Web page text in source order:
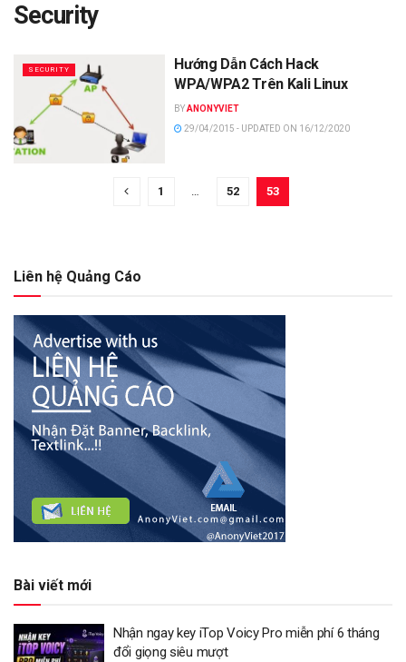
Security
SECURITY
Hướng Dẫn Cách Hack
WPA/WPA2 Trên Kali Linux
BYANONYVIET
29/04/2015 - UPDATED ON 16/12/2020
1 52 53
Liên hệ Quảng Cáo
Bài viết mới
Nhận ngay key iTop Voicy Pro miễn phí 6 tháng
đổi giọng siêu mượt